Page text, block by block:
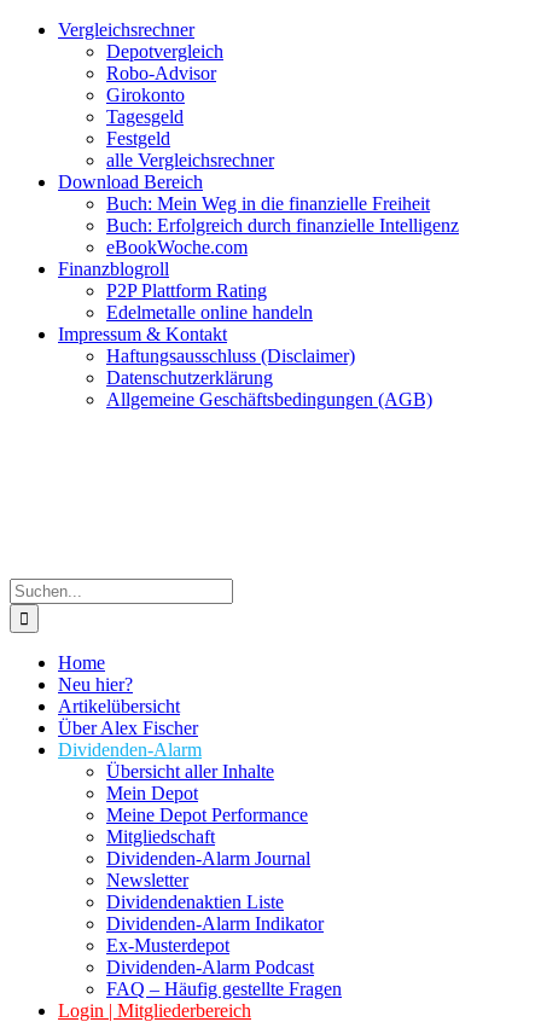
Zum
Facebook
Twitter
Instagram
Pinterest
YouTubeVergleichsrechner
Depotvergleich
Robo-Advisor
Girokonto
Tagesgeld
Festgeld
alle Vergleichsrechner
Download Bereich
Buch: Mein Weg in die finanzielle Freiheit
Buch: Erfolgreich durch finanzielle Intelligenz
eBookWoche.com
Finanzblogroll
P2P Plattform Rating
Edelmetalle online handeln
Impressum & Kontakt
Haftungsausschluss (Disclaimer)
Datenschutzerklärung
Allgemeine Geschäftsbedingungen (AGB)
Suche
nach:
Home
Neu hier?
Artikelübersicht
Über Alex Fischer
Dividenden-Alarm
Übersicht aller Inhalte
Mein Depot
Meine Depot Performance
Mitgliedschaft
Dividenden-Alarm Journal
Newsletter
Dividendenaktien Liste
Dividenden-Alarm Indikator
Ex-Musterdepot
Dividenden-Alarm Podcast
FAQ – Häufig gestellte Fragen
Login | Mitgliederbereich